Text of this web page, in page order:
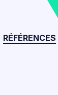
RÉFÉRENCES